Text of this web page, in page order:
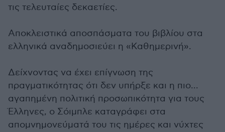
τις τελευταίες δεκαετίες.
Αποκλειστικά αποσπάσματα του βιβλίου στα
ελληνικά αναδημοσιεύει η «Καθημερινή».
Δείχνοντας να έχει επίγνωση της
πραγματικότητας ότι δεν υπήρξε και η πιο...
αγαπημένη πολιτική προσωπικότητα για τους
Έλληνες, ο Σόιμπλε καταγράφει στα
απομνημονεύματά του τις ημέρες και νύχτες